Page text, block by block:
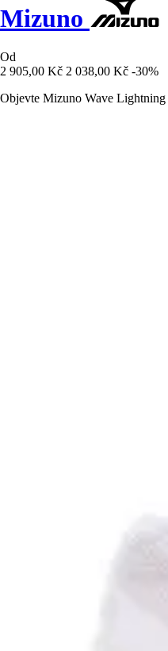
Mizuno
Od
2 905,00 Kč 2 038,00 Kč -30%
Objevte Mizuno Wave